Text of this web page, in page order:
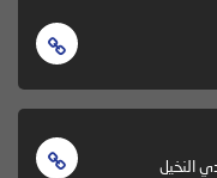
النخيل